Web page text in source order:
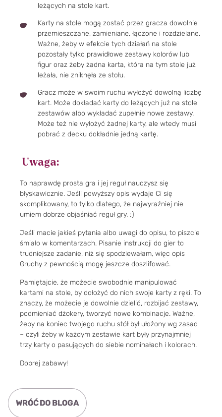
leżących na stole kart.
Karty na stole mogą zostać przez gracza dowolnie
przemieszczane, zamieniane, łączone i rozdzielane.
Ważne, żeby w efekcie tych działań na stole
pozostały tylko prawidłowe zestawy kolorów lub
figur oraz żeby żadna karta, która na tym stole już
leżała, nie zniknęła ze stołu.
Gracz może w swoim ruchu wyłożyć dowolną liczbę
kart. Może dokładać karty do leżących już na stole
zestawów albo wykładać zupełnie nowe zestawy.
Może też nie wyłożyć żadnej karty, ale wtedy musi
pobrać z decku dokładnie jedną kartę.
Uwaga:
To naprawdę prosta gra i jej reguł nauczysz się
błyskawicznie. Jeśli powyższy opis wydaje Ci się
skomplikowany, to tylko dlatego, że najwyraźniej nie
umiem dobrze objaśniać reguł gry. ;)
Jeśli macie jakieś pytania albo uwagi do opisu, to piszcie
śmiało w komentarzach. Pisanie instrukcji do gier to
trudniejsze zadanie, niż się spodziewałam, więc opis
Gruchy z pewnością mogę jeszcze doszlifować.
Pamiętajcie, że możecie swobodnie manipulować
kartami na stole, by dołożyć do nich swoje karty z ręki. To
znaczy, że możecie je dowolnie dzielić, rozbijać zestawy,
podmieniać dżokery, tworzyć nowe kombinacje. Ważne,
żeby na koniec twojego ruchu stół był ułożony wg zasad
– czyli żeby w każdym zestawie kart były przynajmniej
trzy karty o pasujących do siebie nominałach i kolorach.
Dobrej zabawy!
WRÓĆ DO BLOGA